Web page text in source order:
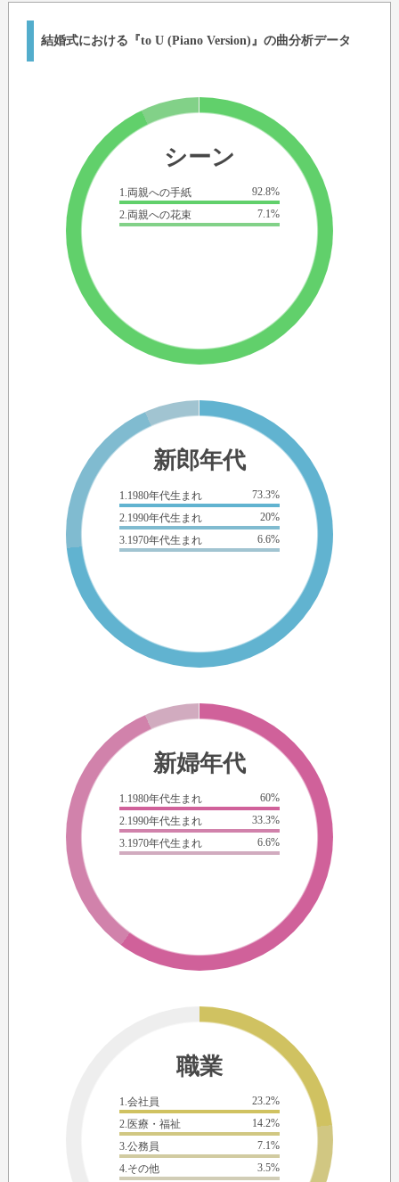
結婚式における『to U (Piano Version)』の曲分析データ
シーン
1.両親への手紙
92.8%
2.両親への花束
7.1%
新郎年代
1.1980年代生まれ
73.3%
2.1990年代生まれ
20%
3.1970年代生まれ
6.6%
新婦年代
1.1980年代生まれ
60%
2.1990年代生まれ
33.3%
3.1970年代生まれ
6.6%
職業
1.会社員
23.2%
2.医療・福祉
14.2%
3.公務員
7.1%
4.その他
3.5%